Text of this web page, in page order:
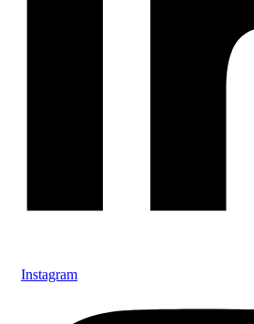
Instagram